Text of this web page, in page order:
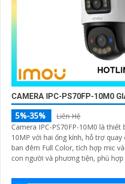
CAMERA IPC-PS70FP-10M0
5%-35%
Liên Hệ
Camera IPC-PS70FP-10M0 là
10MP với hai ống kính, hỗ trợ
ban đêm Full Color, tích hợp mic
con người và phương tiện, phù